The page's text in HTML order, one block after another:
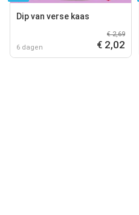
Dip van verse kaas
6 dagen
€ 2,69
€ 2,02